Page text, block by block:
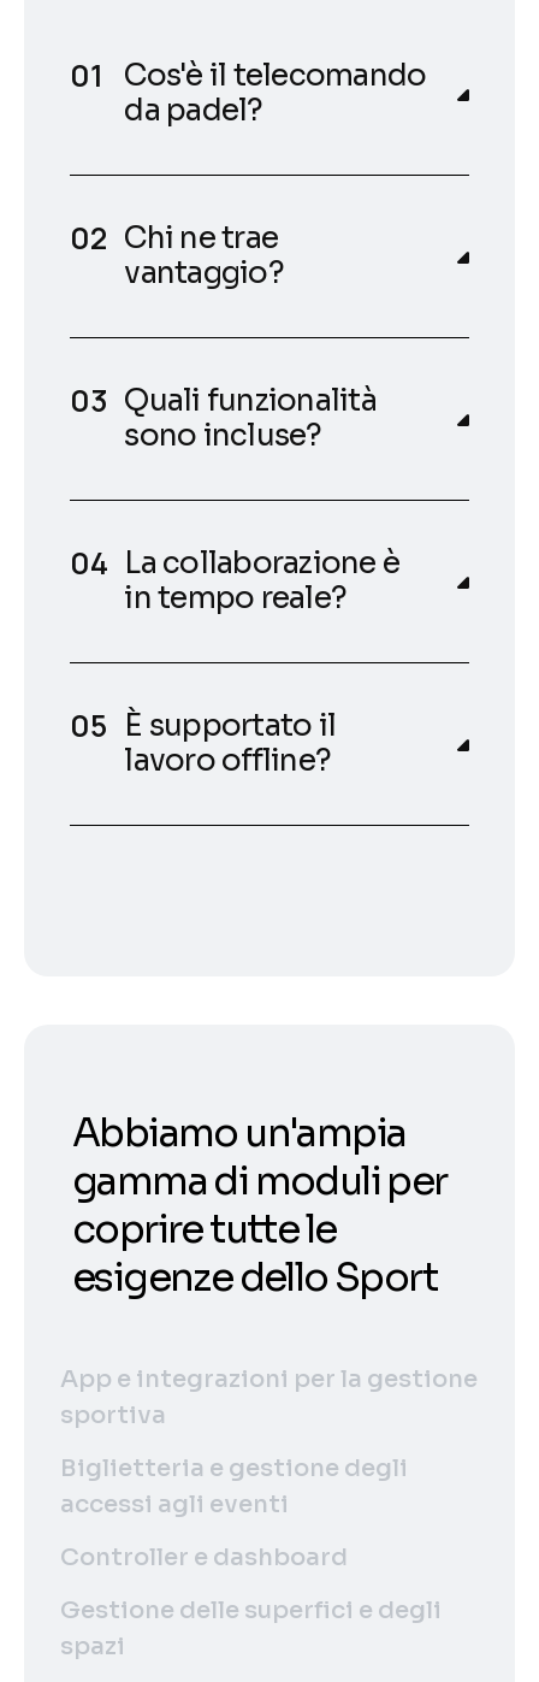
Cos'è il telecomando
da padel?
Chi ne trae
vantaggio?
Quali funzionalità
sono incluse?
La collaborazione è
in tempo reale?
È supportato il
lavoro offline?
Abbiamo un'ampia
gamma di moduli per
coprire tutte le
esigenze dello Sport
App e integrazioni per la gestione
sportiva
Biglietteria e gestione degli
accessi agli eventi
Controller e dashboard
Gestione delle superfici e degli
spazi